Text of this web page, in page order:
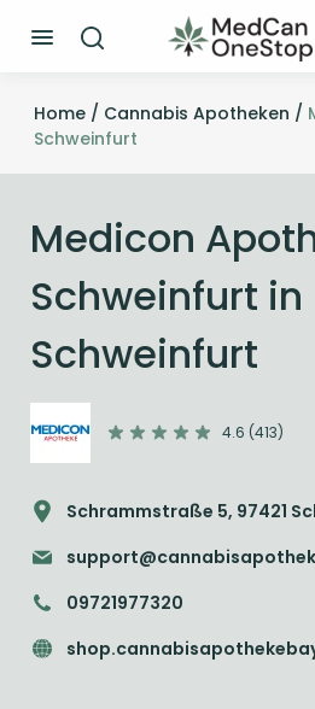
Home / Cannabis Apotheken /
Schweinfurt
Medicon
Schweinfurt in
Schweinfurt
4.6 (413)
Schrammstraße 5, 97421
09721977320